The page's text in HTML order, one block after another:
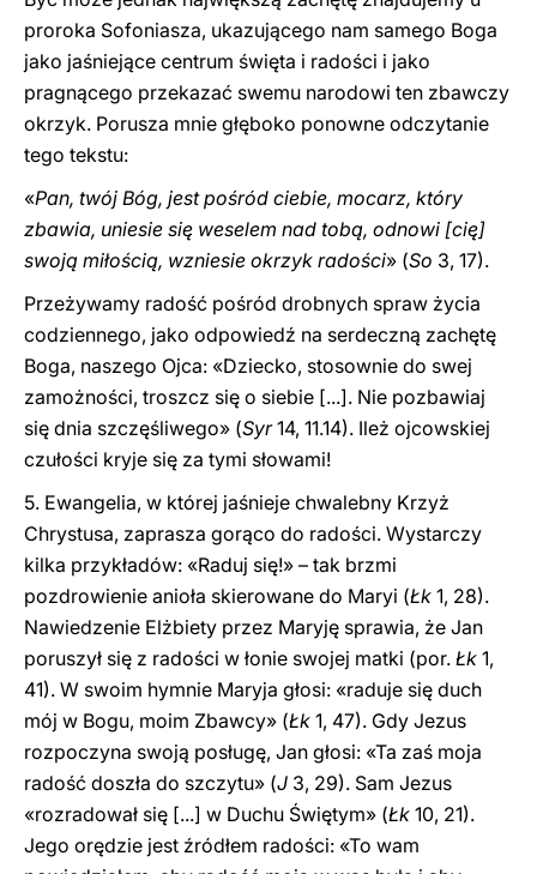
proroka Sofoniasza, ukazującego nam samego Boga
jako jaśniejące centrum święta i radości i jako
pragnącego przekazać swemu narodowi ten zbawczy
okrzyk. Porusza mnie głęboko ponowne odczytanie
tego tekstu:
«Pan, twój Bóg, jest pośród ciebie, mocarz, który
zbawia, uniesie się weselem nad tobą, odnowi [cię]
swoją miłością, wzniesie okrzyk radości» (So 3, 17).
Przeżywamy radość pośród drobnych spraw życia
codziennego, jako odpowiedź na serdeczną zachętę
Boga, naszego Ojca: «Dziecko, stosownie do swej
zamożności, troszcz się o siebie [...]. Nie pozbawiaj
się dnia szczęśliwego» (Syr14, 11.14). Ileż ojcowskiej
czułości kryje się za tymi słowami!
5. Ewangelia, w której jaśnieje chwalebny Krzyż
Chrystusa, zaprasza gorąco do radości. Wystarczy
kilka przykładów: «Raduj się!» – tak brzmi
pozdrowienie anioła skierowane do Maryi (Łk 1, 28).
Nawiedzenie Elżbiety przez Maryję sprawia, że Jan
poruszył się z radości w łonie swojej matki (por. Łk 1,
41). W swoim hymnie Maryja głosi: «raduje się duch
mój w Bogu, moim Zbawcy» (Łk 1, 47). Gdy Jezus
rozpoczyna swoją posługę, Jan głosi: «Ta zaś moja
radość doszła do szczytu» (J 3, 29). Sam Jezus
«rozradował się [...] w Duchu Świętym» (Łk 10, 21).
Jego orędzie jest źródłem radości: «To wam